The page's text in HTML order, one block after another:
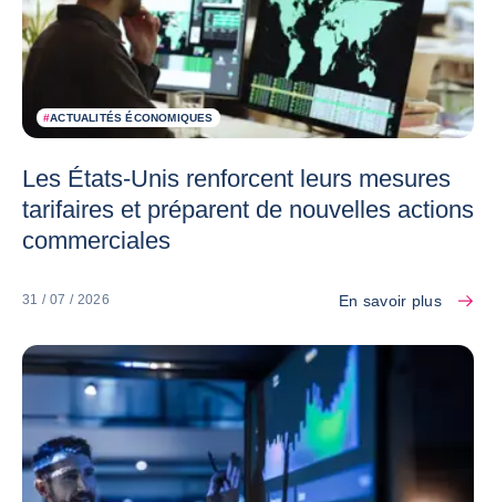
#ACTUALITÉS ÉCONOMIQUES
Les États-Unis renforcent leurs mesures
tarifaires et préparent de nouvelles actions
commerciales
31 / 07 / 2026 En savoir plus